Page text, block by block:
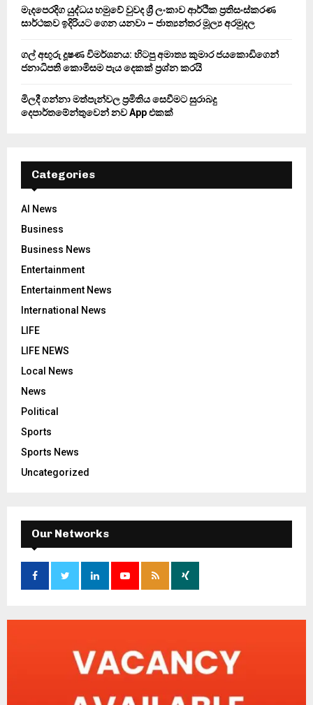
මැදපෙරදිග යුද්ධය හමුවේ වුවද ශ්‍රී ලංකාව ආර්ථික ප්‍රතිසංස්කරණ
සාර්ථකව ඉදිරියට ගෙන යනවා – ජාත්‍යන්තර මූල්‍ය අරමුදල
ගල් අඟුරු දූෂණ විමර්ශනය: හිටපු අමාත්‍ය කුමාර ජයකොඩිගෙන්
ජනාධිපති කොමිසම පැය දෙකක් ප්‍රශ්න කරයි
මිලදී ගන්නා මත්පැන්වල ප්‍රමිතිය සෙවීමට සුරාබදු
දෙපාර්තමේන්තුවෙන් නව App එකක්
Categories
AI News
Business
Business News
Entertainment
Entertainment News
International News
LIFE
LIFE NEWS
Local News
News
Political
Sports
Sports News
Uncategorized
Our Networks